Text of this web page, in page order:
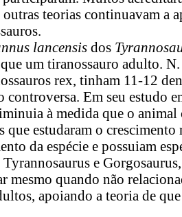
teorias continuavam a
lancensis dos
um tiranossauro adulto.
rex, tinham 11-12
Em seu estudo
à medida que o animal
estudaram o crescimento
da espécie e possuiam
e
quando não
apoiando a teoria de